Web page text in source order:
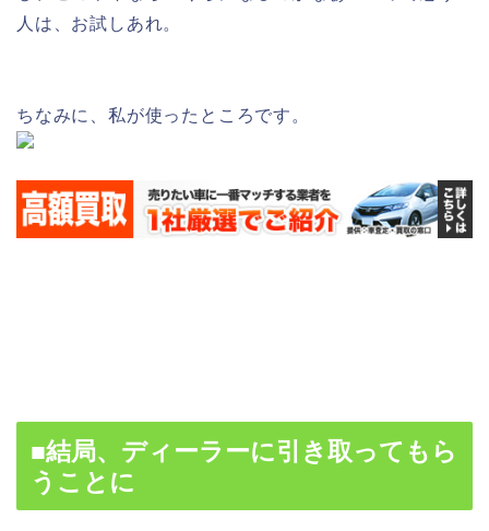
人は、お試しあれ。
ちなみに、私が使ったところです。
■結局、ディーラーに引き取ってもら
うことに